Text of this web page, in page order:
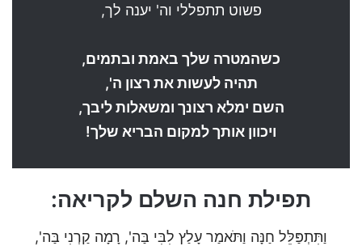
פשוט תתפללי וה' יענה לך,
כשהמטרה שלך באמת ובתמים,
תהיה לעשות את רצון ה',
השם ימלא רצונך ומשאלות ליבך,
ויכוון אותך למקום הבריא שלך!
תפילת חנה השלם לקריאה:
וַתִּתְפַּלֵּל חַנָּה וַתֹּאמַר עָלַץ לִבִּי בַּה', רָמָה קַרְנִי בַּה',